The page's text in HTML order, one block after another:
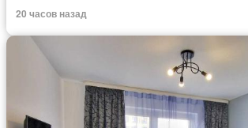
20 часов назад